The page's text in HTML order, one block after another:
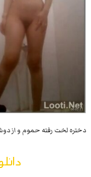
دختره لخت رفته حموم و از